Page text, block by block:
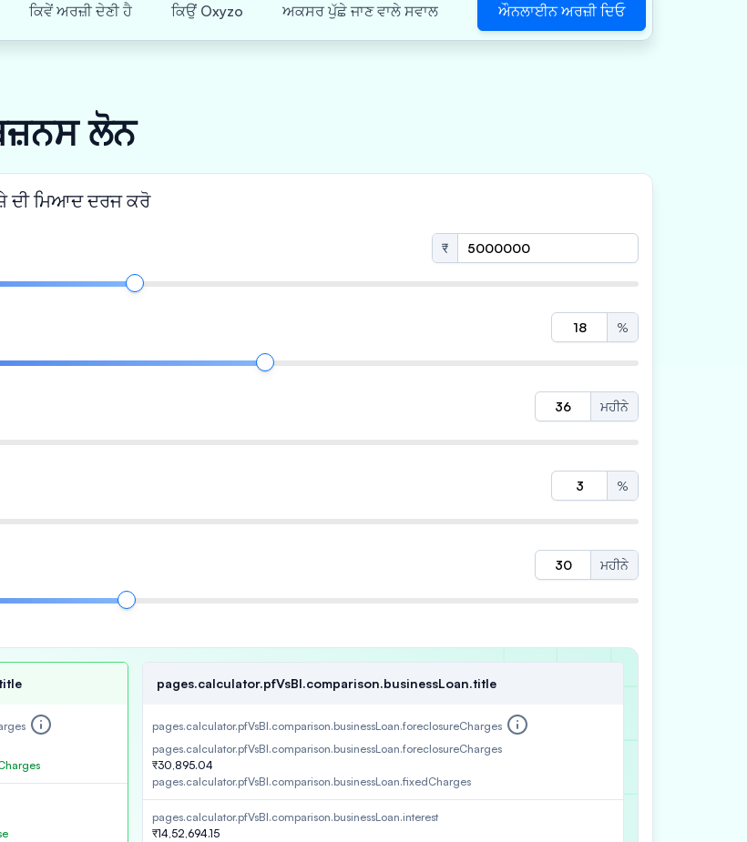
ਕਿਵੇਂ ਅਰਜ਼ੀ ਦੇਣੀ ਹੈ ਕਿਉਂ Oxyzo ਅਕਸਰ ਪੁੱਛੇ ਜਾਣ ਵਾਲੇ ਸਵਾਲ ਔਨਲਾਈਨ ਅਰਜ਼ੀ ਦਿਓ
ਲੋਨ
ਦੀ ਮਿਆਦ ਦਰਜ ਕਰੋ
₹
%
ਮਹੀਨੇ
%
ਮਹੀਨੇ
pages.calculator.pfVsBl.comparison.businessLoan.title
pages.calculator.pfVsBl.comparison.businessLoan.foreclosureCharges
pages.calculator.pfVsBl.comparison.businessLoan.foreclosureCharges
₹30,895.04
pages.calculator.pfVsBl.comparison.businessLoan.fixedCharges
pages.calculator.pfVsBl.comparison.businessLoan.interest
₹14,52,694.15